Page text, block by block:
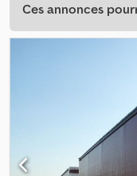
Ces annonces